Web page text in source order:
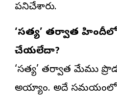
పనిచేశారు.
‘సత్య’ తర్వాత
చేయలేదా?
‘సత్య’ తర్వాత మేము
అయ్యాం. అదే సమయంలో